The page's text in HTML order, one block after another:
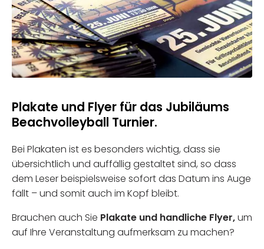
Plakate und Flyer für das Jubiläums
Beachvolleyball Turnier.
Bei Plakaten ist es besonders wichtig, dass sie
übersichtlich und auffällig gestaltet sind, so dass
dem Leser beispielsweise sofort das Datum ins Auge
fällt – und somit auch im Kopf bleibt.
Brauchen auch Sie Plakate und handliche Flyer,um
auf Ihre Veranstaltung aufmerksam zu machen?